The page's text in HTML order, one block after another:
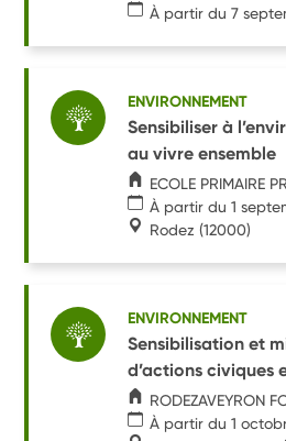
À partir du 7
ENVIRONNEMENT
Sensibiliser à
au vivre ensemble
ECOLE PRIMAIRE
À partir du 1
Rodez (12000)
ENVIRONNEMENT
Sensibilisation et
d’actions civiques
RODEZAVEYRON
À partir du 1